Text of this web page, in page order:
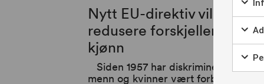
Nytt EU-direktiv vil
redusere forskjeller
kjønn
Siden 1957 har diskriminering
menn og kvinner vært forbudt i EU